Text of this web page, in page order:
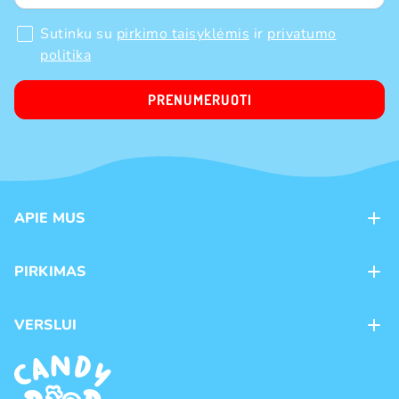
Sutinku su pirkimo taisyklėmis ir privatumo
politika
PRENUMERUOTI
APIE MUS
Kontaktai
Naujienos
Prekių ženklai
PIRKIMAS
Pristatymas
Prekių grąžinimas ir keitimas
Pirkimo taisyklės
VERSLUI
Franšizė
Didmeninė prekyba